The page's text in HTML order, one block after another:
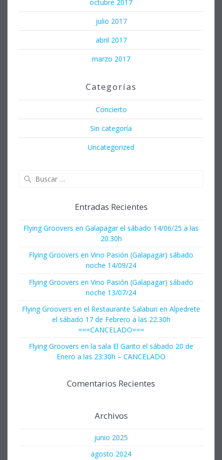
octubre 2017
julio 2017
abril 2017
marzo 2017
Categorías
Concierto
Sin categoría
Uncategorized
Entradas Recientes
Flying Groovers en Galapagar el sábado 14/06/25 a las
20.30h
Flying Groovers en Vino Pasión (Galapagar) sábado
noche 14/09/24
Flying Groovers en Vino Pasión (Galapagar) sábado
noche 13/07/24
Flying Groovers en el Restaurante Salaburi en Alpedrete
el sábado 17 de Febrero a las 22.30h
===CANCELADO===
Flying Groovers en la sala El Garito el sábado 20 de
Enero a las 23:30h – CANCELADO
Comentarios Recientes
Archivos
junio 2025
agosto 2024